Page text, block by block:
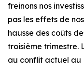
freinons nos
pas les effets de
hausse des coûts
troisième trimestre.
au conflit actuel au